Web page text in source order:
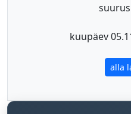
kuupäev
alla